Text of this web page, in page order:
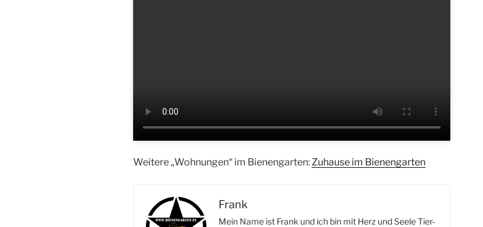
Weitere „Wohnungen“ im Bienengarten:Zuhause im Bienengarten
Frank
Mein Name ist Frank und ich bin mit Herz und Seele Tier-